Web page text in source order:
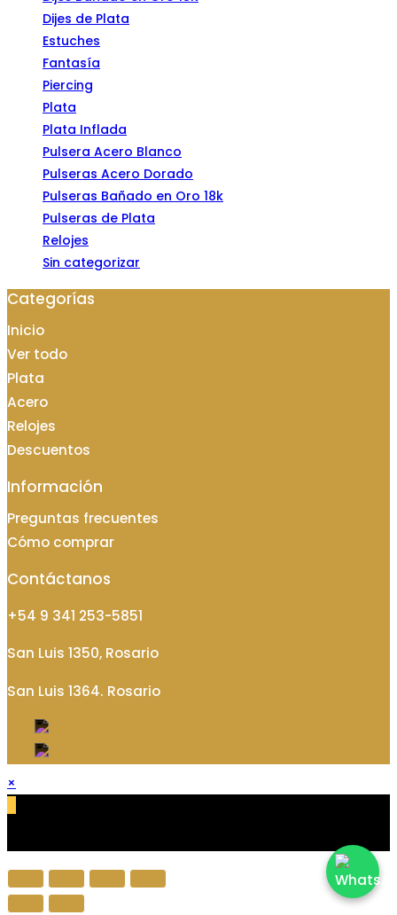
Dijes de Plata
Estuches
Fantasía
Piercing
Plata
Plata Inflada
Pulsera Acero Blanco
Pulseras Acero Dorado
Pulseras Bañado en Oro 18k
Pulseras de Plata
Relojes
Sin categorizar
Categorías
Inicio
Ver todo
Plata
Acero
Relojes
Descuentos
Información
Preguntas frecuentes
Cómo comprar
Contáctanos
+54 9 341 253-5851
San Luis 1350, Rosario
San Luis 1364. Rosario
×